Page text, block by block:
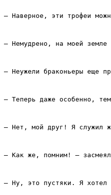
– Наверное, эти трофеи
– Немудрено, на моей земле
– Неужели браконьеры еще
– Теперь даже особенно,
– Нет, мой друг! Я служил
– Как же, помним! –
– Ну, это пустяки. Я хотел